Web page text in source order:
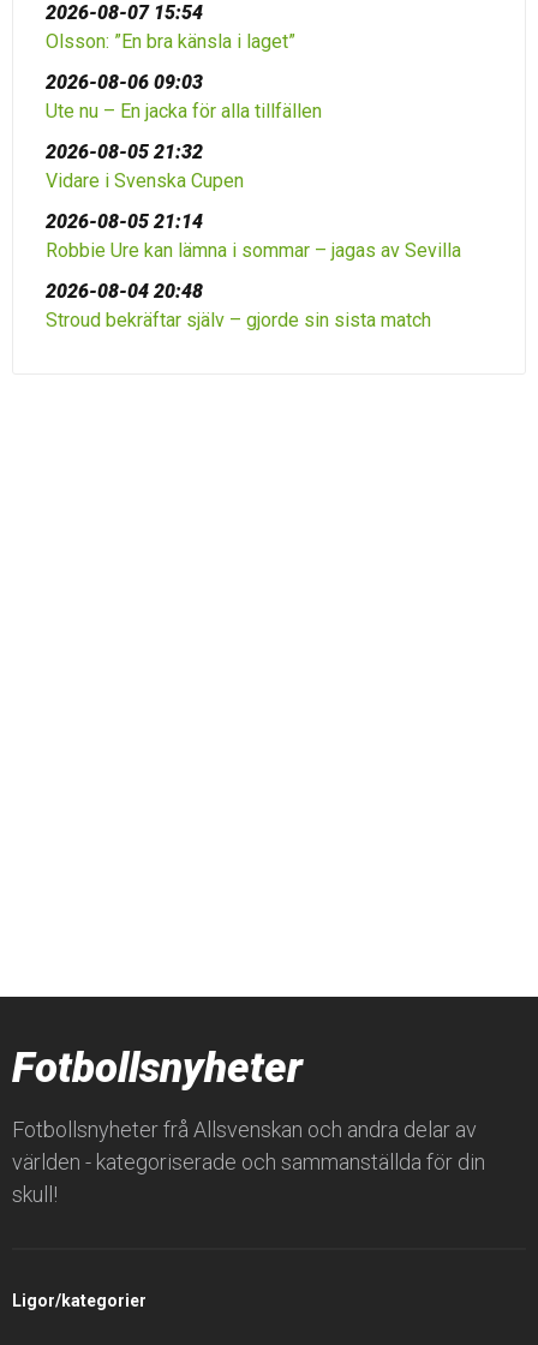
2026-08-07 15:54
Olsson: ”En bra känsla i laget”
2026-08-06 09:03
Ute nu – En jacka för alla tillfällen
2026-08-05 21:32
Vidare i Svenska Cupen
2026-08-05 21:14
Robbie Ure kan lämna i sommar – jagas av Sevilla
2026-08-04 20:48
Stroud bekräftar själv – gjorde sin sista match
Fotbollsnyheter
Fotbollsnyheter frå Allsvenskan och andra delar av
världen - kategoriserade och sammanställda för din
skull!
Ligor/kategorier